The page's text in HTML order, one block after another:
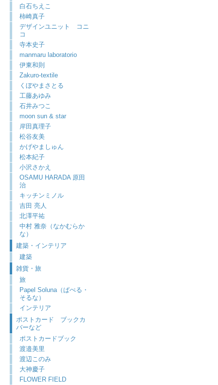
白石ちえこ
柿崎真子
デザインユニット コニ
コ
寺本史子
manmaru laboratorio
伊東和則
Zakuro-textile
くぼやまさとる
工藤あゆみ
石井みつこ
moon sun & star
岸田真理子
松谷友美
かげやましゅん
松本紀子
小沢さかえ
OSAMU HARADA 原田
治
キッチンミノル
吉田 亮人
北澤平祐
中村 雅奈（なかむらか
な）
建築・インテリア
建築
雑貨・旅
旅
Papel Soluna（ぱぺる・
そるな）
インテリア
ポストカード ブックカ
バーなど
ポストカードブック
渡邉美里
渡辺このみ
大神慶子
FLOWER FIELD